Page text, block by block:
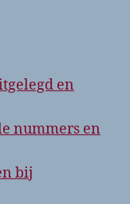
en
nummers en
bij